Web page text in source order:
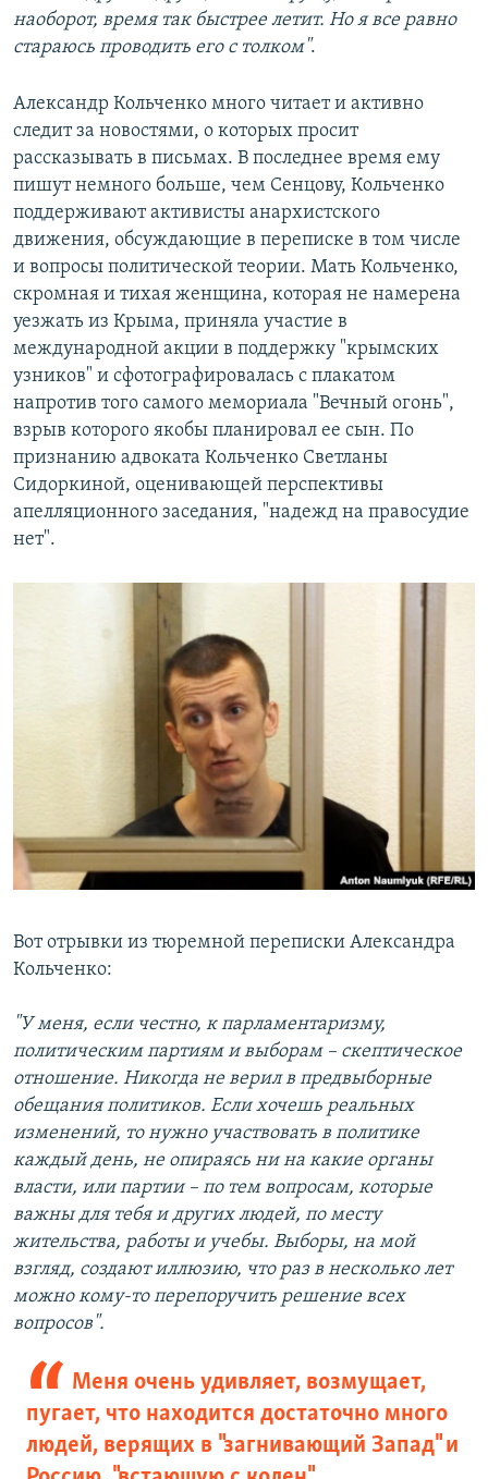
наоборот, время так быстрее летит. Но я все равно
стараюсь проводить его с толком".
Александр Кольченко много читает и активно
следит за новостями, о которых просит
рассказывать в письмах. В последнее время ему
пишут немного больше, чем Сенцову, Кольченко
поддерживают активисты анархистского
движения, обсуждающие в переписке в том числе
и вопросы политической теории. Мать Кольченко,
скромная и тихая женщина, которая не намерена
уезжать из Крыма, приняла участие в
международной акции в поддержку "крымских
узников" и сфотографировалась с плакатом
напротив того самого мемориала "Вечный огонь",
взрыв которого якобы планировал ее сын. По
признанию адвоката Кольченко Светланы
Сидоркиной, оценивающей перспективы
апелляционного заседания, "надежд на правосудие
нет".
Вот отрывки из тюремной переписки Александра
Кольченко:
"У меня, если честно, к парламентаризму,
политическим партиям и выборам – скептическое
отношение. Никогда не верил в предвыборные
обещания политиков. Если хочешь реальных
изменений, то нужно участвовать в политике
каждый день, не опираясь ни на какие органы
власти, или партии – по тем вопросам, которые
важны для тебя и других людей, по месту
жительства, работы и учебы. Выборы, на мой
взгляд, создают иллюзию, что раз в несколько лет
можно кому-то перепоручить решение всех
вопросов".
Меня очень удивляет, возмущает,
пугает, что находится достаточно много
людей, верящих в "загнивающий Запад" и